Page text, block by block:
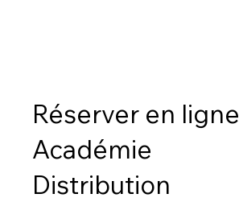
Réserver en ligne
Académie
Distribution